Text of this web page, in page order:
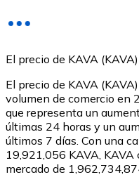
USDC
El precio de KAVA
El precio de KAVA
volumen de comercio en
que representa un
últimas 24 horas y un
últimos 7 días. Con una
19,921,056 KAVA,
mercado de